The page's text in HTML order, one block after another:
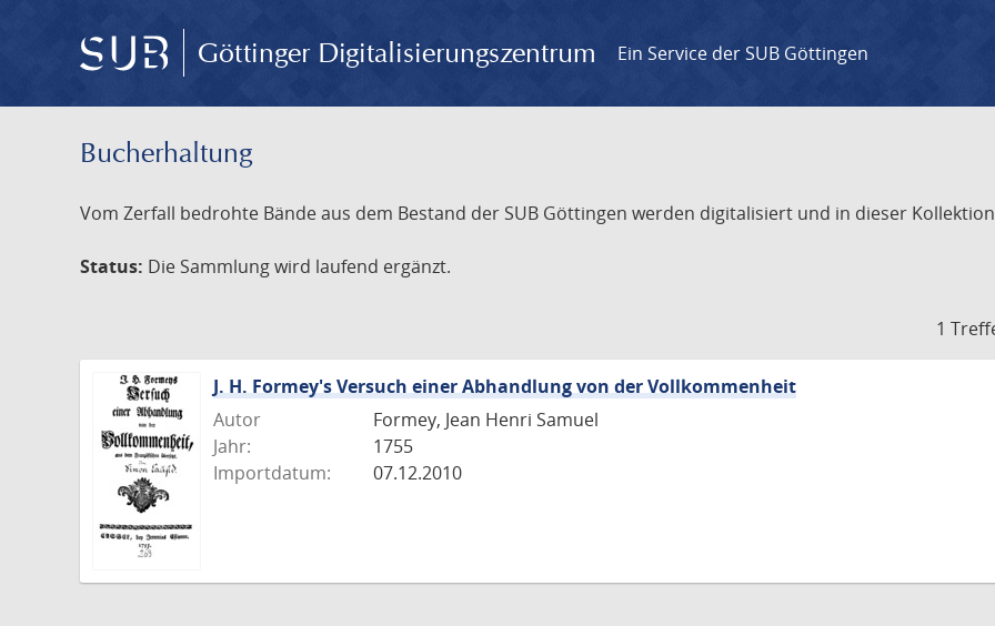
Göttinger Digitalisierungszentrum Ein Service der SUB Göttingen
Bucherhaltung
Vom Zerfall bedrohte Bände aus dem Bestand der SUB Göttingen werden digitalisiert und in dieser
Status: Die Sammlung wird laufend ergänzt.
1
J. H. Formey's Versuch einer Abhandlung von der Vollkommenheit
Autor
Formey, Jean Henri Samuel
Jahr:
1755
Importdatum:
07.12.2010